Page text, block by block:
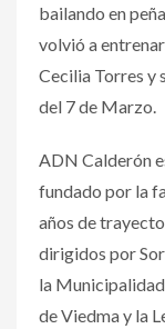
bailando en
volvió a
Cecilia Torres y
del 7 de Marzo.
ADN Calderón
fundado por la
años de
dirigidos por
la
de Viedma y la